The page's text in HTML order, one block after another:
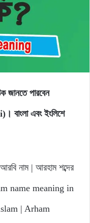
জানতে পারবেন
এবং ইংলিশে
নাম | আরহাম শব্দের
name meaning in
| Arham